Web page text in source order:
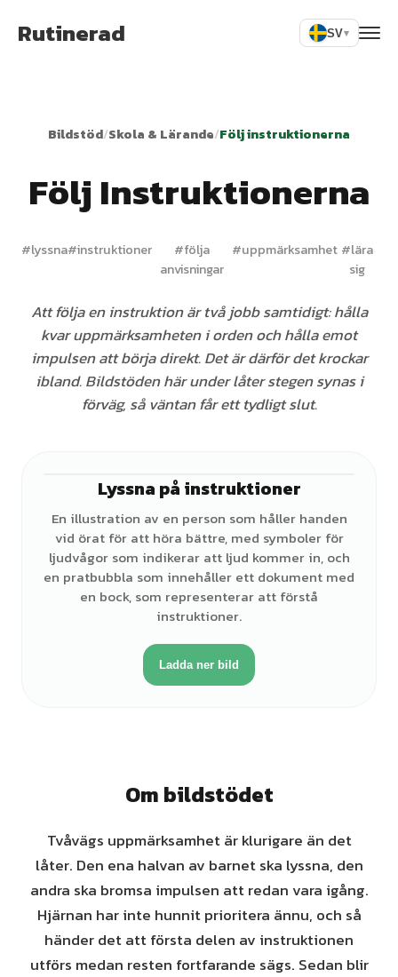
Rutinerad SV▾
Bildstöd/Skola & Lärande/Följ instruktionerna
Följ Instruktionerna
#lyssna#instruktioner #följa
anvisningar
#uppmärksamhet #lära
sig
Att följa en instruktion är två jobb samtidigt: hålla
kvar uppmärksamheten i orden och hålla emot
impulsen att börja direkt. Det är därför det krockar
ibland. Bildstöden här under låter stegen synas i
förväg, så väntan får ett tydligt slut.
Lyssna på instruktioner
En illustration av en person som håller handen
vid örat för att höra bättre, med symboler för
ljudvågor som indikerar att ljud kommer in, och
en pratbubbla som innehåller ett dokument med
en bock, som representerar att förstå
instruktioner.
Ladda ner bild
Om bildstödet
Tvåvägs uppmärksamhet är klurigare än det
låter. Den ena halvan av barnet ska lyssna, den
andra ska bromsa impulsen att redan vara igång.
Hjärnan har inte hunnit prioritera ännu, och så
händer det att första delen av instruktionen
utförs medan resten fortfarande sägs. Sedan blir